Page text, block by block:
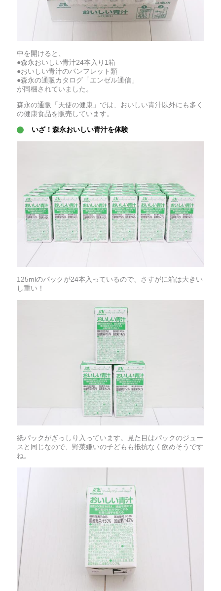
中を開けると、
●森永おいしい青汁24本入り1箱
●おいしい青汁のパンフレット類
●森永の通販カタログ「エンゼル通信」
が同梱されていました。
森永の通販「天使の健康」では、おいしい青汁以外にも多く
の健康食品を販売しています。
いざ！森永おいしい青汁を体験
125mlのパックが24本入っているので、さすがに箱は大きい
し重い！
紙パックがぎっしり入っています。見た目はパックのジュー
スと同じなので、野菜嫌いの子どもも抵抗なく飲めそうです
ね。